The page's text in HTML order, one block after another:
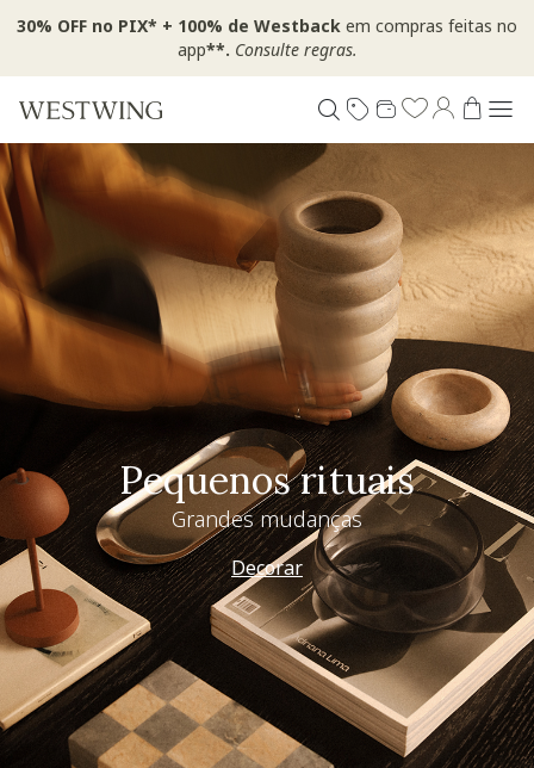
30% OFF no PIX* + 100% de Westback em compras feitas no
app**. Consulte regras.
Pequenos rituais
Grandes mudanças
Decorar